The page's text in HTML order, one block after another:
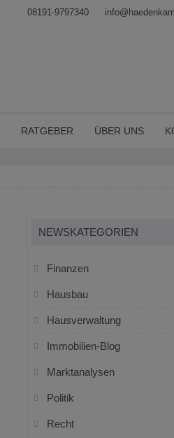
08191-9797340
RATGEBER ÜBER UNS
NEWSKATEGORIEN
Finanzen
Hausbau
Hausverwaltung
Immobilien-Blog
Marktanalysen
Politik
Recht